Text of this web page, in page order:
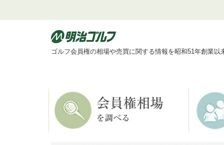
ゴルフ会員権の相場や売買に関する情報を昭和51年創業以